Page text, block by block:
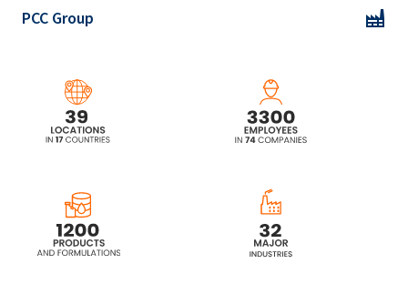
PCC Group
(polyoxyalkylénglykoléter)
ROKAnol®LP3943 (alkohol, C12-15,
etoxylovaný propoxylovaný)
ROKAnol®LP400 (polyoxyalkylénglykoléter)
ROKAnol®LP600 (polyoxyalkylénglykoléter)